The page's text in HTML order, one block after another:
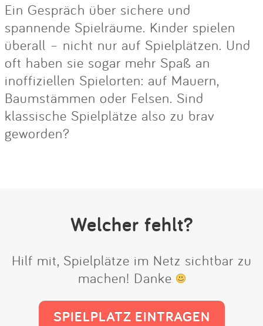
Ein Gespräch über sichere und
spannende Spielräume. Kinder spielen
überall – nicht nur auf Spielplätzen. Und
oft haben sie sogar mehr Spaß an
inoffiziellen Spielorten: auf Mauern,
Baumstämmen oder Felsen. Sind
klassische Spielplätze also zu brav
geworden?
Welcher fehlt?
Hilf mit, Spielplätze im Netz sichtbar zu
machen! Danke
SPIELPLATZ EINTRAGEN